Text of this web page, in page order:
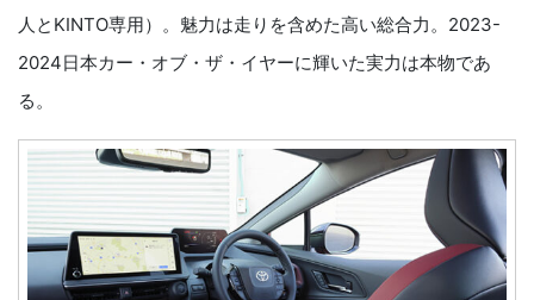
人とKINTO専用）。魅力は走りを含めた高い総合力。2023-
2024日本カー・オブ・ザ・イヤーに輝いた実力は本物であ
る。